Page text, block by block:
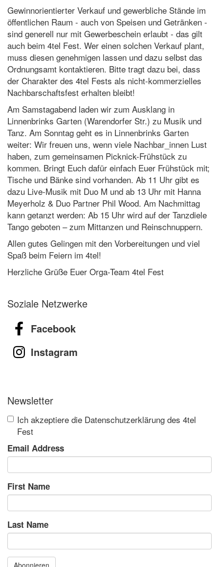
Gewinnorientierter Verkauf und gewerbliche Stände im
öffentlichen Raum - auch von Speisen und Getränken -
sind generell nur mit Gewerbeschein erlaubt - das gilt
auch beim 4tel Fest. Wer einen solchen Verkauf plant,
muss diesen genehmigen lassen und dazu selbst das
Ordnungsamt kontaktieren. Bitte tragt dazu bei, dass
der Charakter des 4tel Fests als nicht-kommerzielles
Nachbarschaftsfest erhalten bleibt!
Am Samstagabend laden wir zum Ausklang in
Linnenbrinks Garten (Warendorfer Str.) zu Musik und
Tanz. Am Sonntag geht es in Linnenbrinks Garten
weiter: Wir freuen uns, wenn viele Nachbar_innen Lust
haben, zum gemeinsamen Picknick-Frühstück zu
kommen. Bringt Euch dafür einfach Euer Frühstück mit;
Tische und Bänke sind vorhanden. Ab 11 Uhr gibt es
dazu Live-Musik mit Duo M und ab 13 Uhr mit Hanna
Meyerholz & Duo Partner Phil Wood. Am Nachmittag
kann getanzt werden: Ab 15 Uhr wird auf der Tanzdiele
Tango geboten – zum Mittanzen und Reinschnuppern.
Allen gutes Gelingen mit den Vorbereitungen und viel
Spaß beim Feiern im 4tel!
Herzliche Grüße Euer Orga-Team 4tel Fest
Soziale Netzwerke
Facebook
Instagram
Newsletter
Ich akzeptiere die Datenschutzerklärung des 4tel
Fest
Email Address
First Name
Last Name
Abonnieren